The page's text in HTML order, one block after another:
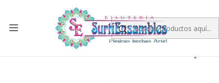
SAMAK DORADA
SAMAK DORADA CENTRO ESCUDO DEPORTIVO CALI